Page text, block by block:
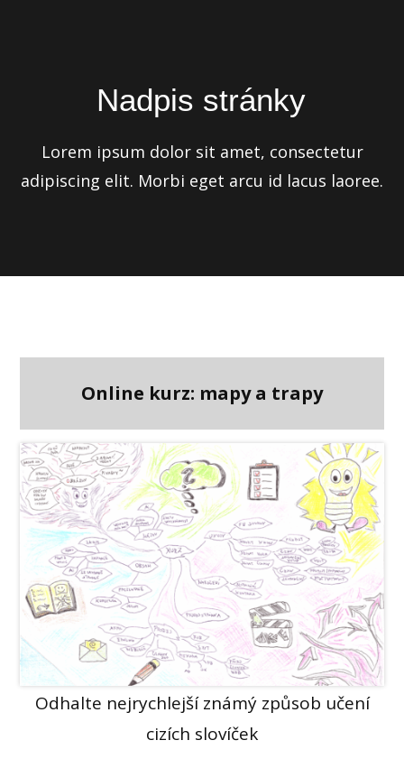
Nadpis stránky
Lorem ipsum dolor sit amet, consectetur
adipiscing elit. Morbi eget arcu id lacus laoree.
Online kurz: mapy a trapy
Odhalte nejrychlejší známý způsob učení
cizích slovíček